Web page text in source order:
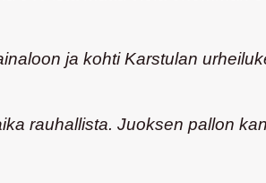
ja kohti Karstulan
rauhallista. Juoksen pallon